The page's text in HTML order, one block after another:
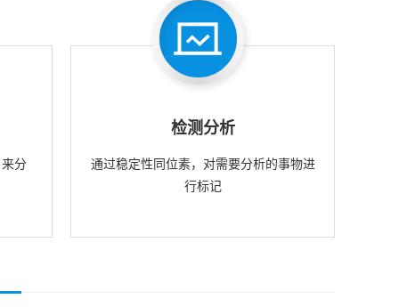
分
检测分析
通过稳定性同位素，对需要分析的事物进
行标记